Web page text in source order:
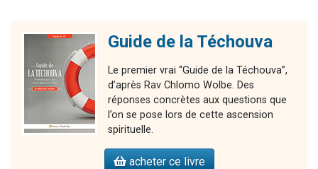
Guide de la Téchouva
Le premier vrai “Guide de la Téchouva”,
d’après Rav Chlomo Wolbe. Des
réponses concrètes aux questions que
l’on se pose lors de cette ascension
spirituelle.
acheter ce livre